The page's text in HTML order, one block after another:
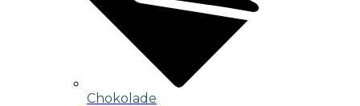
Chokolade